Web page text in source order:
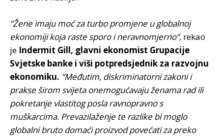
“Žene imaju moć za turbo promjene u globalnoj
ekonomiji koja raste sporo i neravnomjerno“, rekao
je Indermit Gill, glavni ekonomist Grupacije
Svjetske banke i viši potpredsjednik za razvojnu
ekonomiku. “Međutim, diskriminatorni zakoni i
prakse širom svijeta onemogućavaju ženama rad ili
pokretanje vlastitog posla ravnopravno s
muškarcima. Prevazilaženje te razlike bi moglo
globalni bruto domaći proizvod povećati za preko